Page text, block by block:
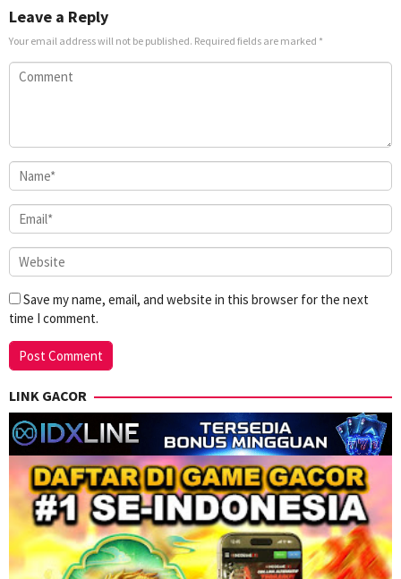
Leave a Reply
Your email address will not be published. Required fields are marked *
Save my name, email, and website in this browser for the next
time I comment.
LINK GACOR